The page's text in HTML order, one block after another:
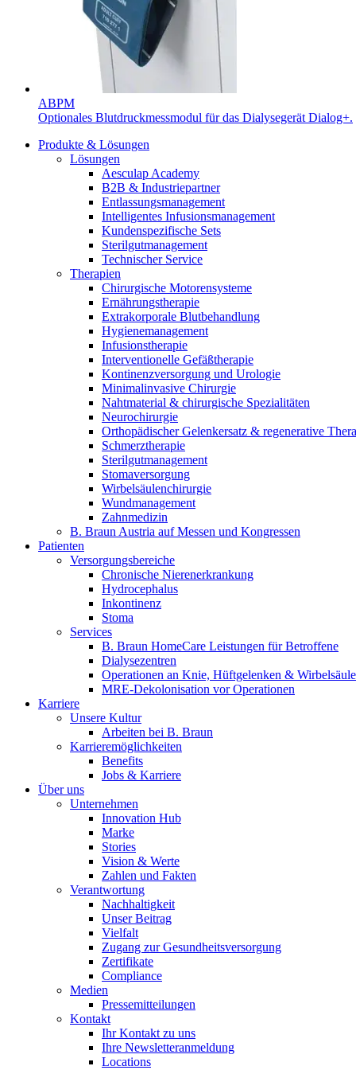
ABPM
Optionales Blutdruckmessmodul für das Dialysegerät Dialog+.
Produkte & Lösungen
Lösungen
Aesculap Academy
B2B & Industriepartner
Entlassungsmanagement
Intelligentes Infusionsmanagement
Kundenspezifische Sets
Sterilgutmanagement
Technischer Service
Therapien
Chirurgische Motorensysteme
Ernährungstherapie
Extrakorporale Blutbehandlung
Hygienemanagement
Infusionstherapie
Interventionelle Gefäßtherapie
Kontinenzversorgung und Urologie
Minimalinvasive Chirurgie
Nahtmaterial & chirurgische Spezialitäten
Neurochirurgie
Orthopädischer Gelenkersatz & regenerative
Schmerztherapie
Sterilgutmanagement
Stomaversorgung
Wirbelsäulenchirurgie
Wundmanagement
Zahnmedizin
B. Braun Austria auf Messen und Kongressen
Patienten
Versorgungsbereiche
Chronische Nierenerkrankung
Hydrocephalus
Inkontinenz
Stoma
Services
B. Braun HomeCare Leistungen für Betroffene
Dialysezentren
Operationen an Knie, Hüftgelenken & Wirbelsäule
MRE-Dekolonisation vor Operationen
Karriere
Unsere Kultur
Arbeiten bei B. Braun
Karrieremöglichkeiten
Benefits
Jobs & Karriere
Über uns
Unternehmen
Innovation Hub
Marke
Stories
Vision & Werte
Zahlen und Fakten
Verantwortung
Nachhaltigkeit
Unser Beitrag
Vielfalt
Zugang zur Gesundheitsversorgung
Zertifikate
Compliance
Medien
Pressemitteilungen
Kontakt
Ihr Kontakt zu uns
Ihre Newsletteranmeldung
Locations